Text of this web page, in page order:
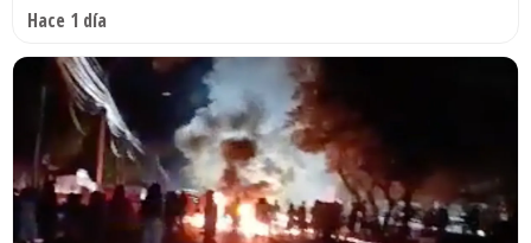
Hace 1 día